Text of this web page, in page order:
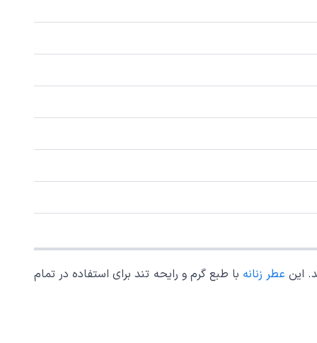
عطر زنانه با طبع گرم و رایحه تند برای استفاده در تمام